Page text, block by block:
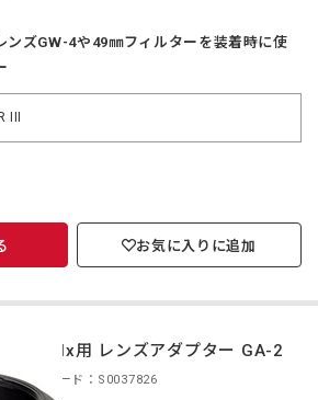
ンズGW-4や49㎜フィルターを装着時に使
III
お気に入りに追加
GR IIIx用 レンズアダプター GA-2
商品コード：S0037826